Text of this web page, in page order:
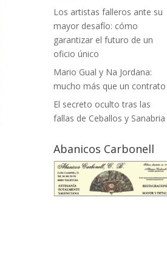
Los artistas falleros ante su
mayor desafío: cómo
garantizar el futuro de un
oficio único
Mario Gual y Na Jordana:
mucho más que un contrato
El secreto oculto tras las
fallas de Ceballos y Sanabria
Abanicos Carbonell